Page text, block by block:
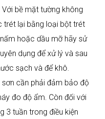
bề mặt tường không
trét lại bằng loại bột trét
hoặc dầu mỡ hãy sử
dụng để xử lý và sau
sạch và để khô.
cần phải đảm bảo độ
đo độ ẩm. Còn đối với
3 tuần trong điều kiện